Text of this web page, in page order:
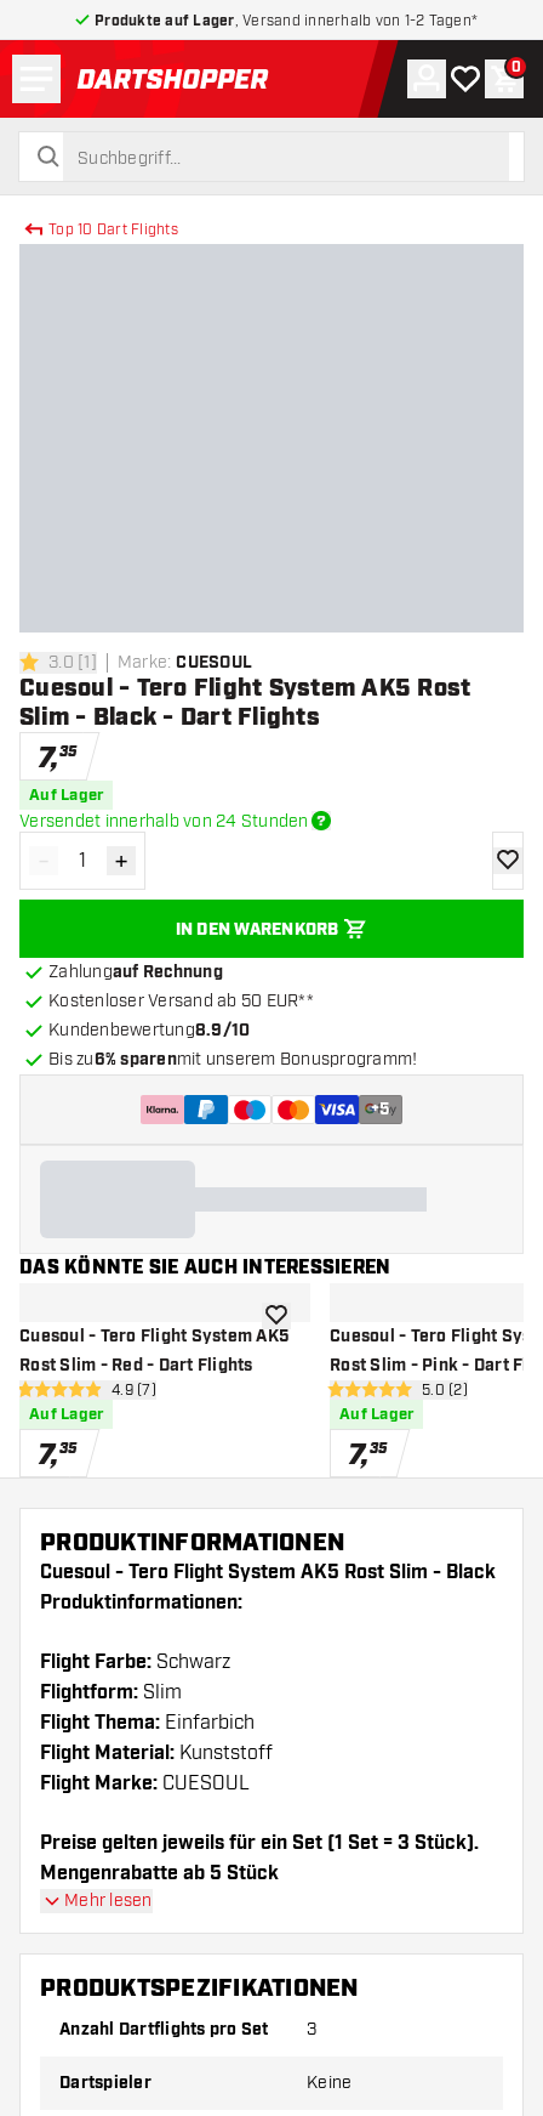
Produkte auf Lager , Versand innerhalb von 1-2 Tagen*
zurück zur Startseite
suchen
suchen
Konto
Meine 0
Top 10 Dart Flights
3 Bewertungssterne
3.0 [1] Marke: CUESOUL
Cuesoul - Tero Flight System AK5 Rost
Slim - Black - Dart Flights
7,35
Auf Lager
Versendet innerhalb von 24 Stunden
Menge verringern
- Menge erhöhen
+
IN DEN WARENKORB
Zur
Zahlungauf Rechnung
Kostenloser Versand ab 50 EUR**
Kundenbewertung8.9/10
Bis zu6% sparenmit unserem Bonusprogramm!
+5
DAS KÖNNTE SIE AUCH INTERESSIEREN
Cuesoul - Tero Flight System AK5
Rost Slim - Red - Dart Flights
Bewertungsbereich öffnen
4.9 Bewertungssterne
4.9 (7)
Auf Lager
7,35
Zur Wunschliste hinzufügen
Cuesoul - Tero Flight
Rost Slim - Pink - Dart
5 Bewertungssterne
5.0 (2)
Auf Lager
7,35
PRODUKTINFORMATIONEN
Cuesoul - Tero Flight System AK5 Rost Slim - Black
Produktinformationen:
Flight Farbe: Schwarz
Flightform: Slim
Flight Thema: Einfarbich
Flight Material: Kunststoff
Flight Marke: CUESOUL
Preise gelten jeweils für ein Set (1 Set = 3 Stück).
Mengenrabatte ab 5 Stück
Mehr lesen
PRODUKTSPEZIFIKATIONEN
Anzahl Dartflights pro Set 3
Dartspieler Keine